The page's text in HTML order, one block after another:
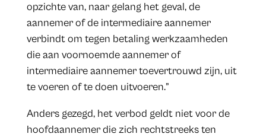
opzichte van, naar gelang het geval, de
aannemer of de intermediaire aannemer
verbindt om tegen betaling werkzaamheden
die aan voornoemde aannemer of
intermediaire aannemer toevertrouwd zijn, uit
te voeren of te doen uitvoeren.”
Anders gezegd, het verbod geldt niet voor de
hoofdaannemer die zich rechtstreeks ten